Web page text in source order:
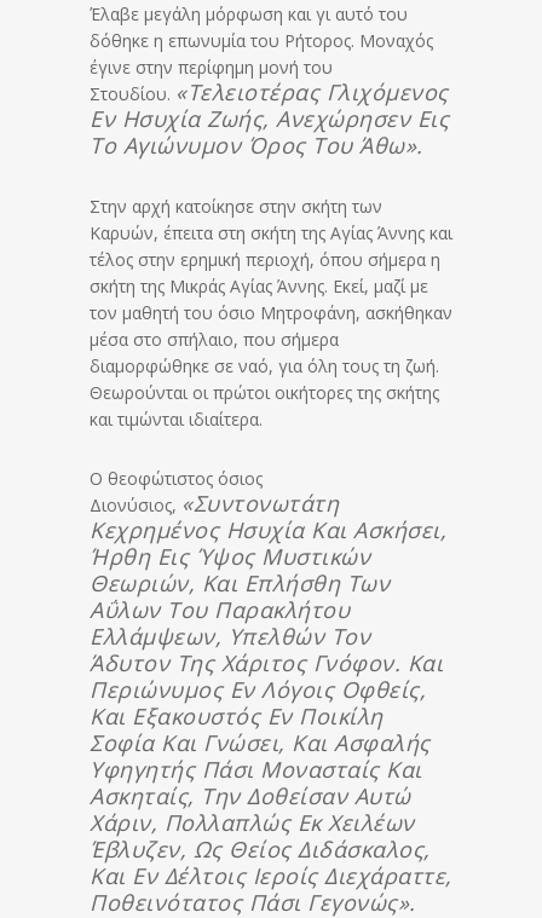
Έλαβε μεγάλη μόρφωση και γι αυτό του
δόθηκε η επωνυμία του Ρήτορος. Μοναχός
έγινε στην περίφημη μονή του
Στουδίου. «Τελειοτέρας Γλιχόμενος
Εν Ησυχία Ζωής, Ανεχώρησεν Εις
Το Αγιώνυμον Όρος Του Άθω».
Στην αρχή κατοίκησε στην σκήτη των
Καρυών, έπειτα στη σκήτη της Αγίας Άννης και
τέλος στην ερημική περιοχή, όπου σήμερα η
σκήτη της Μικράς Αγίας Άννης. Εκεί, μαζί με
τον μαθητή του όσιο Μητροφάνη, ασκήθηκαν
μέσα στο σπήλαιο, που σήμερα
διαμορφώθηκε σε ναό, για όλη τους τη ζωή.
Θεωρούνται οι πρώτοι οικήτορες της σκήτης
και τιμώνται ιδιαίτερα.
Ο θεοφώτιστος όσιος
Διονύσιος, «συντονωτάτη
Κεχρημένος Ησυχία Και Ασκήσει,
Ήρθη Εις Ύψος Μυστικών
Θεωριών, Και Επλήσθη Των
Αΰλων Του Παρακλήτου
Ελλάμψεων, Υπελθών Τον
Άδυτον Της Χάριτος Γνόφον. Και
Περιώνυμος Εν Λόγοις Οφθείς,
Και Εξακουστός Εν Ποικίλη
Σοφία Και Γνώσει, Και Ασφαλής
Υφηγητής Πάσι Μονασταίς Και
Ασκηταίς, Την Δοθείσαν Αυτώ
Χάριν, Πολλαπλώς Εκ Χειλέων
Έβλυζεν, Ως Θείος Διδάσκαλος,
Και Εν Δέλτοις Ιεροίς Διεχάραττε,
Ποθεινότατος Πάσι Γεγονώς».